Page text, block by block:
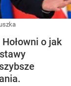
o jak